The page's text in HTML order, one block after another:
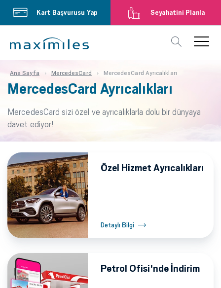
Kart Başvurusu Yap Seyahatini Planla
Ana Sayfa MercedesCard MercedesCard Ayrıcalıkları
MercedesCard Ayrıcalıkları
MercedesCard sizi özel ve ayrıcalıklarla dolu bir dünyaya
davet ediyor!
Özel Hizmet Ayrıcalıkları
Detaylı Bilgi
Petrol Ofisi'nde İndirim